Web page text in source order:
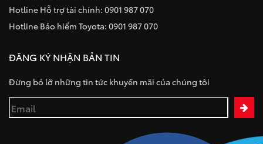
Hotline Hỗ trợ tài chính: 0901 987 070
Hotline Bảo hiểm Toyota: 0901 987 070
ĐĂNG KÝ NHẬN BẢN TIN
Đừng bỏ lỡ những tin tức khuyến mãi của chúng tôi